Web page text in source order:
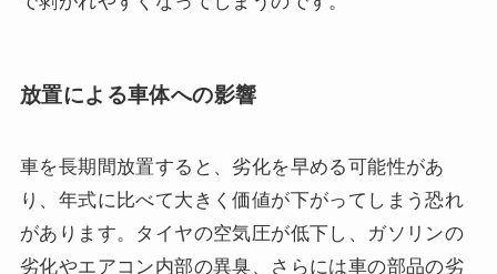
放置による車体への影響
車を長期間放置すると、劣化を早める可能性があ
り、年式に比べて大きく価値が下がってしまう恐れ
があります。タイヤの空気圧が低下し、ガソリンの
劣化やエアコン内部の異臭、さらには車の部品の劣